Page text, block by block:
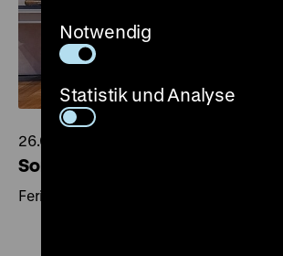
26.06.2026
Sommerferien im DHM
Ferienprogramm für Kinder und Familien
Notwendig
Statistik und Analyse